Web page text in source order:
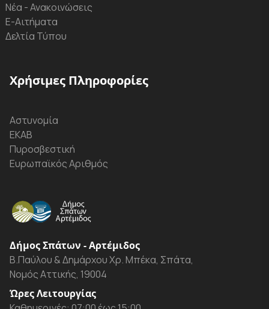
Νέα - Ανακοινώσεις
Ε-Αιτήματα
Δελτία Τύπου
Χρήσιμες Πληροφορίες
Αστυνομία
ΕΚΑΒ
Πυροσβεστική
Ευρωπαϊκός Αριθμός
Δήμος Σπάτων - Αρτέμιδος
Β.Παύλου & Δημάρχου Χρ. Μπέκα, Σπάτα,
Νομός Αττικής, 19004
Ώρες Λειτουργίας